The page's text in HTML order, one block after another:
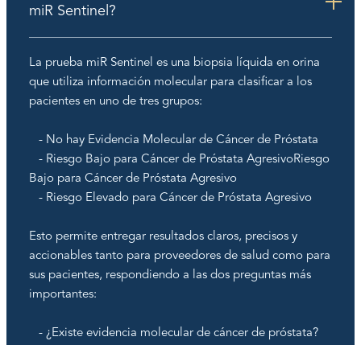
miR Sentinel?
La prueba miR Sentinel es una biopsia líquida en orina
que utiliza información molecular para clasificar a los
pacientes en uno de tres grupos:
- No hay Evidencia Molecular de Cáncer de Próstata
- Riesgo Bajo para Cáncer de Próstata AgresivoRiesgo
Bajo para Cáncer de Próstata Agresivo
- Riesgo Elevado para Cáncer de Próstata Agresivo
Esto permite entregar resultados claros, precisos y
accionables tanto para proveedores de salud como para
sus pacientes, respondiendo a las dos preguntas más
importantes:
- ¿Existe evidencia molecular de cáncer de próstata?